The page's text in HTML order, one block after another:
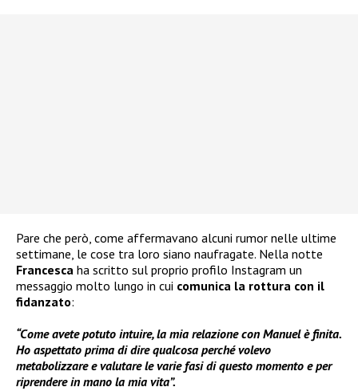
Pare che però, come affermavano alcuni rumor nelle ultime
settimane, le cose tra loro siano naufragate. Nella notte
Francesca ha scritto sul proprio profilo Instagram un
messaggio molto lungo in cui comunica la rottura con il
fidanzato:
“Come avete potuto intuire, la mia relazione con Manuel è finita.
Ho aspettato prima di dire qualcosa perché volevo
metabolizzare e valutare le varie fasi di questo momento e per
riprendere in mano la mia vita”.